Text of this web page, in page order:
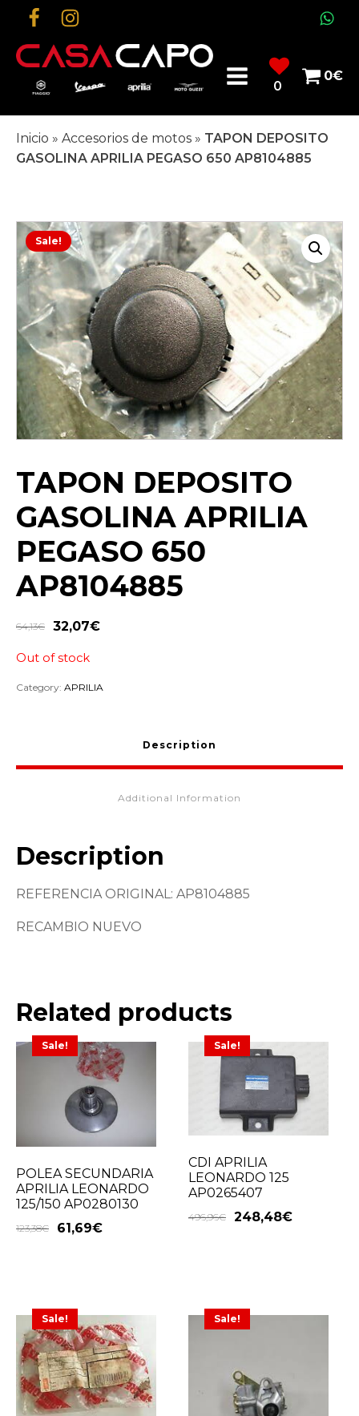
0
0€
Inicio » Accesorios de motos » TAPON DEPOSITO
GASOLINA APRILIA PEGASO 650 AP8104885
Sale!
TAPON DEPOSITO
GASOLINA APRILIA
PEGASO 650
AP8104885
64,13€ 32,07€
Out of stock
Category: APRILIA
Description
Additional Information
Description
REFERENCIA ORIGINAL: AP8104885
RECAMBIO NUEVO
Related products
Sale!
POLEA SECUNDARIA
APRILIA LEONARDO
125/150 AP0280130
123,38€ 61,69€
Sale!
CDI APRILIA
LEONARDO 125
AP0265407
496,96€ 248,48€
Sale! Sale!